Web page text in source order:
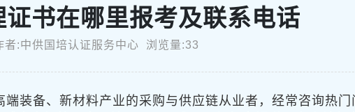
书在哪里报考及联系电话
:中供国培认证服务中心 浏览量:33
装备、新材料产业的采购与供应链从业者，经常咨询热门